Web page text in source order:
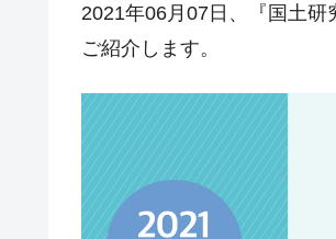
『Money1』 韓国･帰ってきた
『Money1』
韓国大統領府ボ
壟断
『Money1』 韓国･警察職員が
『Money1』 中国だけが鉄鋼
『Money1』 韓国製造業「半
2021年06月07日、『国土
ご紹介します。